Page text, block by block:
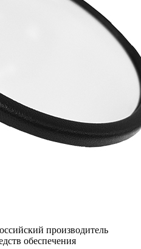
производитель
обеспечения